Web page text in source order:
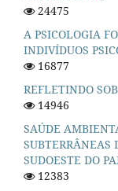
24475
A PSICOLOGIA
INDIVÍDUOS
16877
REFLETINDO
14946
SAÚDE
SUBTERRÂNEAS
SUDOESTE DO
12383